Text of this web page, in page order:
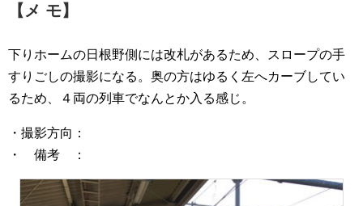
【メ モ】
下りホームの日根野側には改札があるため、スロープの手
すりごしの撮影になる。奥の方はゆるく左へカーブしてい
るため、４両の列車でなんとか入る感じ。
・撮影方向：
・ 備考 ：